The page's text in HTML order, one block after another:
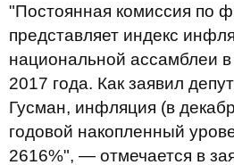
"Постоянная комиссия по
представляет индекс
национальной ассамблеи в
2017 года. Как заявил
Гусман, инфляция (в
годовой накопленный
2616%", — отмечается в